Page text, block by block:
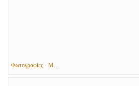
Φωτογραφίες - Μ...